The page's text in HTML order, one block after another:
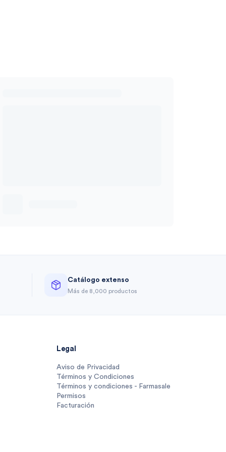
Catálogo extenso
Más de 8,000 productos
Legal
Aviso de Privacidad
Términos y Condiciones
Términos y condiciones - Farmasale
Permisos
Facturación